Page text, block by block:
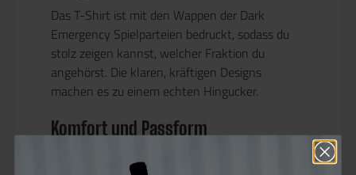
Das T-Shirt ist mit den Wappen der Dark
Emergency Spielparteien bedruckt, sodass du
stolz zeigen kannst, welcher Fraktion du
angehörst. Die klaren, kräftigen Designs
machen es zu einem echten Hingucker.
Komfort und Passform